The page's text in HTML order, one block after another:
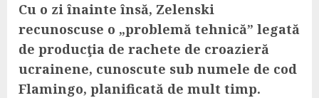
Cu o zi înainte însă, Zelenski
recunoscuse o „problemă tehnică” legată
de producţia de rachete de croazieră
ucrainene, cunoscute sub numele de cod
Flamingo, planificată de mult timp.